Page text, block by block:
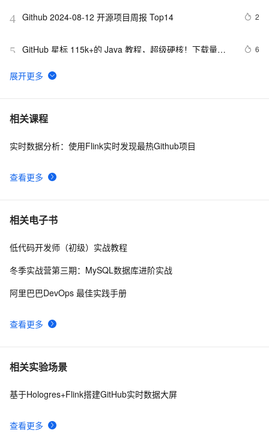
4 Github 2024-08-12 开源项目周报 Top14 2
5 GitHub 星标 115k+的 Java 教程，超级硬核！下载量突
6
6 微软 GitHub 收购一个付费代码工具，然后免费开放了
7 重磅推荐，Github上一批优秀的「低代码」项目 ，点赞
8 MaskGCT：登上GitHub趋势榜榜首的TTS开源大模型
9 🔥基于GitHub的Electron自动发布与更新🔥
10
相关课程
查看更多
实时数据分析：使用Flink实时发现最热Github项目
相关电子书
查看更多
低代码开发师（初级）实战教程
冬季实战营第三期：MySQL数据库进阶实战
阿里巴巴DevOps 最佳实践手册
相关实验场景
查看更多
基于Hologres+Flink搭建GitHub实时数据大屏